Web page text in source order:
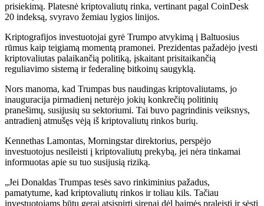
prisiekimą. Platesnė kriptovaliutų rinka, vertinant pagal CoinDesk
20 indeksą, svyravo žemiau lygios linijos.
Kriptografijos investuotojai gyrė Trumpo atvykimą į Baltuosius
rūmus kaip teigiamą momentą pramonei. Prezidentas pažadėjo įvesti
kriptovaliutas palaikančią politiką, įskaitant prisitaikančią
reguliavimo sistemą ir federalinę bitkoinų saugyklą.
Nors manoma, kad Trumpas bus naudingas kriptovaliutams, jo
inauguracija pirmadienį neturėjo jokių konkrečių politinių
pranešimų, susijusių su sektoriumi. Tai buvo pagrindinis veiksnys,
antradienį atmušęs vėją iš kriptovaliutų rinkos burių.
Kennethas Lamontas, Morningstar direktorius, perspėjo
investuotojus nesileisti į kriptovaliutų prekybą, jei nėra tinkamai
informuotas apie su tuo susijusią riziką.
„Jei Donaldas Trumpas tesės savo rinkiminius pažadus,
pamatytume, kad kriptovaliutų rinkos ir toliau kils. Tačiau
investuotojams būtų gerai atsispirti sirenai dėl baimės praleisti ir sėsti